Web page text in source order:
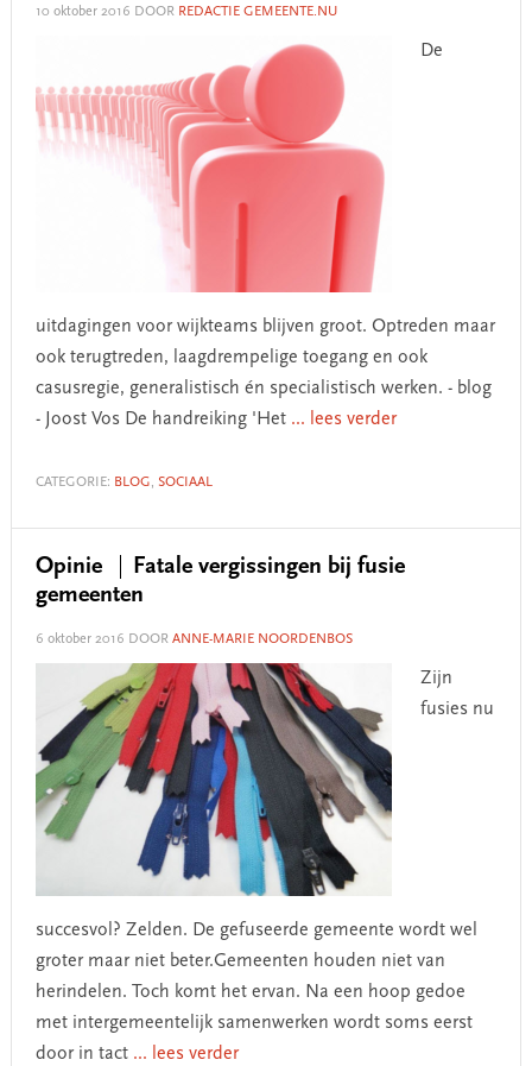
10 oktober 2016 DOOR REDACTIE GEMEENTE.NU
De
uitdagingen voor wijkteams blijven groot. Optreden maar
ook terugtreden, laagdrempelige toegang en ook
casusregie, generalistisch én specialistisch werken. - blog
- Joost Vos De handreiking 'Het ... lees verder
CATEGORIE: BLOG, SOCIAAL
Opinie
Fatale vergissingen bij fusie
gemeenten
6 oktober 2016 DOOR ANNE-MARIE NOORDENBOS
Zijn
fusies nu
succesvol? Zelden. De gefuseerde gemeente wordt wel
groter maar niet beter.Gemeenten houden niet van
herindelen. Toch komt het ervan. Na een hoop gedoe
met intergemeentelijk samenwerken wordt soms eerst
door in tact ... lees verder